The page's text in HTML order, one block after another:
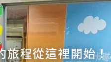
旅程從這裡開始！